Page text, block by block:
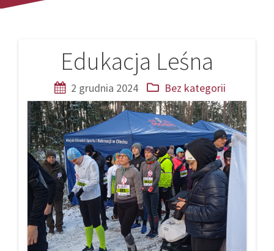
Edukacja Leśna
2 grudnia 2024 Bez kategorii
Nawigacja
wpisu